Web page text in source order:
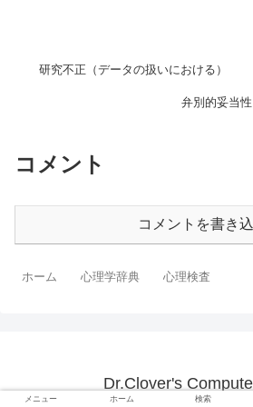
研究不正（データの扱いにおける）
弁別的妥当
コメント
コメントを書き
ホーム 心理学辞典 心理検査
Dr.Clover's
メニュー ホーム 検索